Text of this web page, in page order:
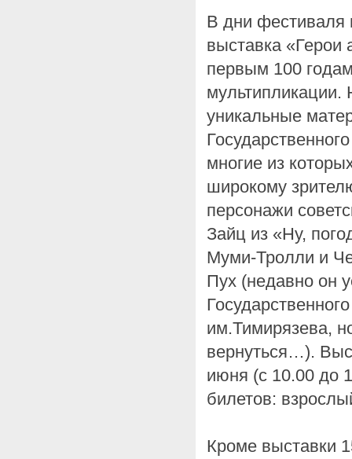
В дни фестиваля
выставка
первым 100
мультипликации.
уникальные
многие из
широкому
персонажи
Зайц из «Ну,
Муми-Тролли и
Пух (недавно он
им.Тимирязева,
вернуться…).
июня (с 10.00 до
билетов:
Кроме выставки